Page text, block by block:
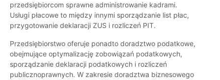
przedsiębiorcom sprawne administrowanie kadrami.
Usługi płacowe to między innymi sporządzanie list płac,
przygotowanie deklaracji ZUS i rozliczeń PIT.
Przedsiębiorstwo oferuje ponadto doradztwo podatkowe,
obejmujące optymalizację zobowiązań podatkowych,
sporządzanie deklaracji podatkowych i rozliczeń
publicznoprawnych. W zakresie doradztwa biznesowego